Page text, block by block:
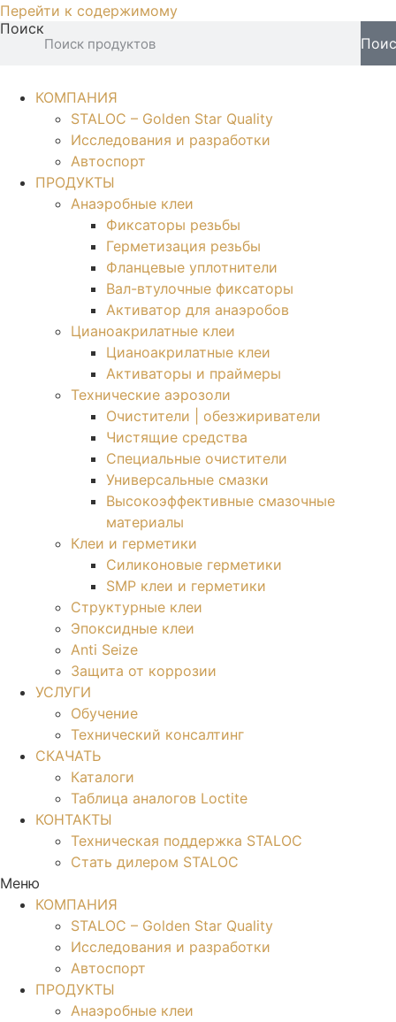
Перейти к содержимому
Поиск
КОМПАНИЯ
STALOC – Golden Star Quality
Исследования и разработки
Автоспорт
ПРОДУКТЫ
Анаэробные клеи
Фиксаторы резьбы
Герметизация резьбы
Фланцевые уплотнители
Вал-втулочные фиксаторы
Активатор для анаэробов
Цианоакрилатные клеи
Цианоакрилатные клеи
Активаторы и праймеры
Технические аэрозоли
Очистители | обезжириватели
Чистящие средства​
Специальные очистители
Универсальные смазки
Высокоэффективные смазочные
материалы
Клеи и герметики
Силиконовые герметики
SMP клеи и герметики
Структурные клеи
Эпоксидные клеи
Anti Seize
Защита от коррозии
УСЛУГИ
Обучение
Технический консалтинг
СКАЧАТЬ
Каталоги
Таблица аналогов Loctite
КОНТАКТЫ
Техническая поддержка STALOC
Стать дилером STALOC
Меню
КОМПАНИЯ
STALOC – Golden Star Quality
Исследования и разработки
Автоспорт
ПРОДУКТЫ
Анаэробные клеи